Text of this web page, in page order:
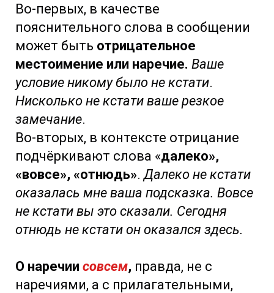
Во-первых, в качестве
пояснительного слова в сообщении
может быть отрицательное
местоимение или наречие. Ваше
условие никому было не кстати.
Нисколько не кстати ваше резкое
замечание.
Во-вторых, в контексте отрицание
подчёркивают слова «далеко»,
«вовсе», «отнюдь».Далеко не кстати
оказалась мне ваша подсказка. Вовсе
не кстати вы это сказали. Сегодня
отнюдь не кстати он оказался здесь.
О наречии совсем, правда, не с
наречиями, а с прилагательными,